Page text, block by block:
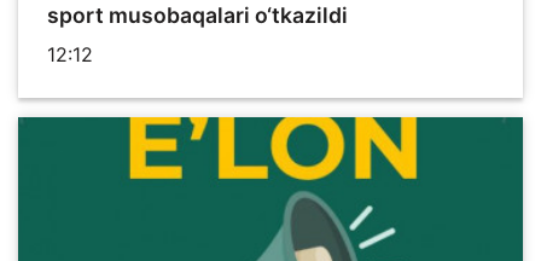
sport musobaqalari o‘tkazildi
12:12